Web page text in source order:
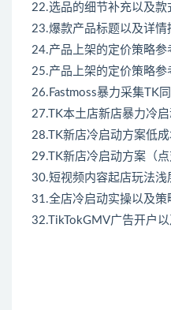
22.选品的细节补充以及
23.爆款产品标题以及详
24.产品上架的定价策略参
25.产品上架的定价策略参
26.Fastmoss暴力采集TK
27.TK本土店新店暴力冷
28.TK新店冷启动方案低
29.TK新店冷启动方案（
30.短视频内容起店玩法浅
31.全店冷启动实操以及
32.TikTokGMV广告开户